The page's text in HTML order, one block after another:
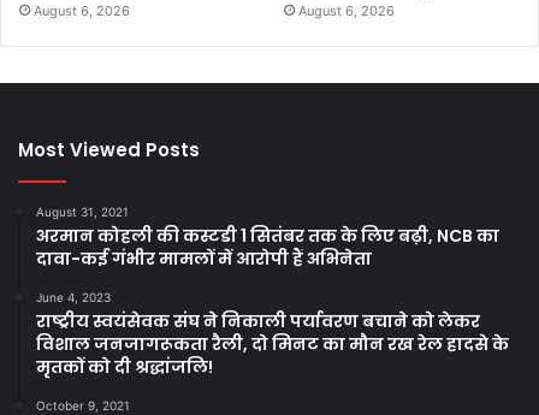
August 6, 2026 August 6, 2026
Most Viewed Posts
August 31, 2021
अरमान कोहली की कस्टडी 1 सितंबर तक के लिए बढ़ी, NCB का
दावा-कई गंभीर मामलों में आरोपी हैं अभिनेता
June 4, 2023
राष्ट्रीय स्वयंसेवक संघ ने निकाली पर्यावरण बचाने को लेकर
विशाल जनजागरूकता रैली, दो मिनट का मौन रख रेल हादसे के
मृतकों को दी श्रद्धांजलि!
October 9, 2021